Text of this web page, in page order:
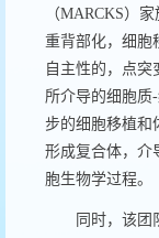
（MARCKS）家
重背部化，细胞
自主性的，点突
所介导的细胞质-
步的细胞移植和
形成复合体，介
胞生物学过程。
同时，该团